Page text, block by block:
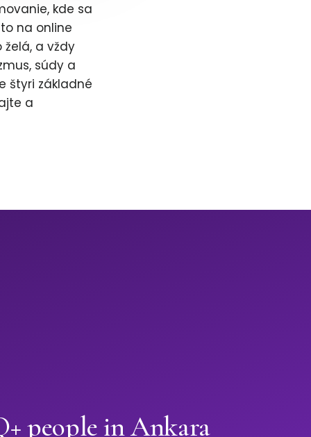
kde sa
na online
želá, a vždy
súdy a
štyri základné
a
people in Ankara